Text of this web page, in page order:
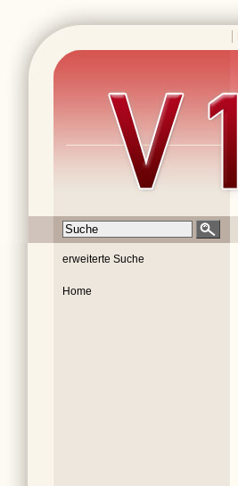
erweiterte Suche
Home